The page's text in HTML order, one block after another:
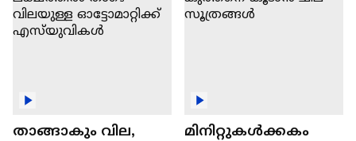
താങ്ങാകും വില,
മിനിറ്റുകൾക്കകം